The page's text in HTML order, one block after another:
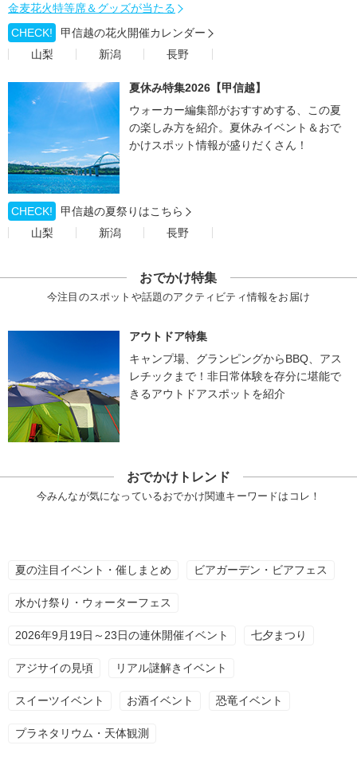
金麦花火特等席＆グッズが当たる
CHECK!
甲信越の花火開催カレンダー
山梨
新潟 長野
夏休み特集2026【甲信越】
ウォーカー編集部がおすすめする、この夏
の楽しみ方を紹介。夏休みイベント＆おで
かけスポット情報が盛りだくさん！
CHECK!
甲信越の夏祭りはこちら
山梨
新潟 長野
おでかけ特集
今注目のスポットや話題のアクティビティ情報をお届け
アウトドア特集
キャンプ場、グランピングからBBQ、アス
レチックまで！非日常体験を存分に堪能で
きるアウトドアスポットを紹介
おでかけトレンド
今みんなが気になっているおでかけ関連キーワードはコレ！
夏の注目イベント・催しまとめ ビアガーデン・ビアフェス
水かけ祭り・ウォーターフェス
2026年9月19日～23日の連休開催イベント 七夕まつり
アジサイの見頃 リアル謎解きイベント
スイーツイベント お酒イベント 恐竜イベント
プラネタリウム・天体観測